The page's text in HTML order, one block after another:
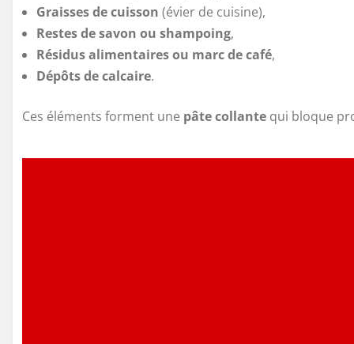
Graisses de cuisson (évier de cuisine),
Restes de savon ou shampoing,
Résidus alimentaires ou marc de café,
Dépôts de calcaire.
Ces éléments forment une pâte collante qui bloque